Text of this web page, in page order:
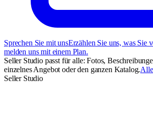
Sprechen Sie mit unsErzählen Sie uns, was Sie
melden uns mit einem Plan.
Seller Studio passt für alle: Fotos,
einzelnes Angebot oder den ganzen Katalog.
Seller Studio